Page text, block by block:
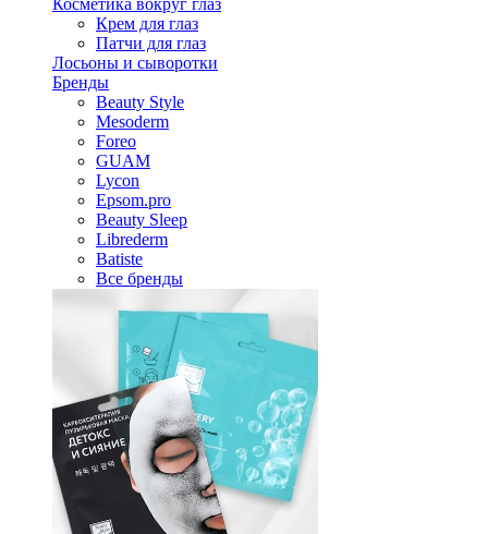
Косметика вокруг глаз
Крем для глаз
Патчи для глаз
Лосьоны и сыворотки
Бренды
Beauty Style
Mesoderm
Foreo
GUAM
Lycon
Epsom.pro
Beauty Sleep
Librederm
Batiste
Все бренды